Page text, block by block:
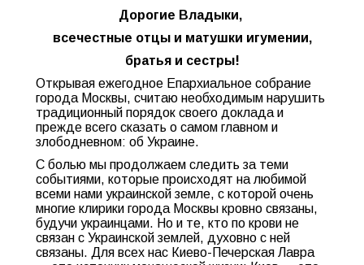
Дорогие Владыки,
всечестные отцы и матушки игумении,
братья и сестры!
Открывая ежегодное Епархиальное собрание
города Москвы, считаю необходимым нарушить
традиционный порядок своего доклада и
прежде всего сказать о самом главном и
злободневном: об Украине.
С болью мы продолжаем следить за теми
событиями, которые происходят на любимой
всеми нами украинской земле, с которой очень
многие клирики города Москвы кровно связаны,
будучи украинцами. Но и те, кто по крови не
связан с Украинской землей, духовно с ней
связаны. Для всех нас Киево-Печерская Лавра